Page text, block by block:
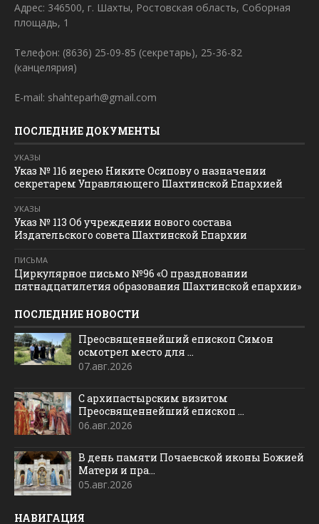
Адрес: 346500, г. Шахты, Ростовская область, Соборная
площадь, 1
Телефон: (8636) 25-09-85 (секретарь), 25-36-82
(канцелярия)
E-mail: shahteparh@gmail.com
ПОСЛЕДНИЕ ДОКУМЕНТЫ
УКАЗЫ
Указ № 116 иерею Никите Осипову о назначении
секретарем Управляющего Шахтинской Епархией
УКАЗЫ
Указ № 113 Об учреждении нового состава
Издательского совета Шахтинской Епархии
ПИСЬМА
Циркулярное письмо №96 «О праздновании
пятнадцатилетия образования Шахтинской епархии»
ПОСЛЕДНИЕ НОВОСТИ
Преосвященнейший епископ Симон
осмотрел место для ...
07.авг.2026
С архипастырским визитом
Преосвященнейший епископ ...
06.авг.2026
В день памяти Почаевской иконы Божией
Матери и пра...
05.авг.2026
НАВИГАЦИЯ